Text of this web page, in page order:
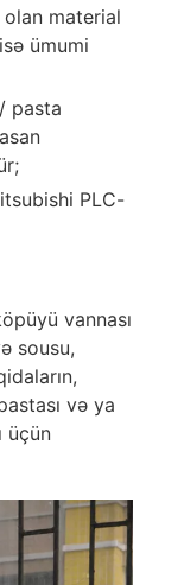
olan material
ümumi
pasta
PLC-
vannası
sousu,
və ya
üçün